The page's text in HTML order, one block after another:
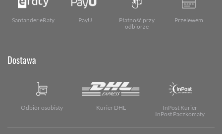
Santander eRaty PayU
Płatność przy
odbiorze
Przelewem
Dostawa
Odbiór osobisty Kurier DHL
InPost Kurier
InPost Paczkomaty